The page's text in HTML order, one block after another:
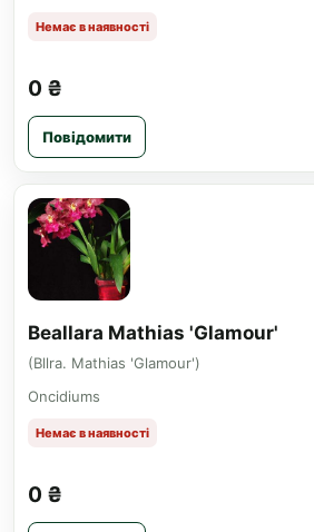
Немає в наявності
0 ₴
Повідомити
Beallara Mathias 'Glamour'
(Bllra. Mathias 'Glamour')
Oncidiums
Немає в наявності
0 ₴